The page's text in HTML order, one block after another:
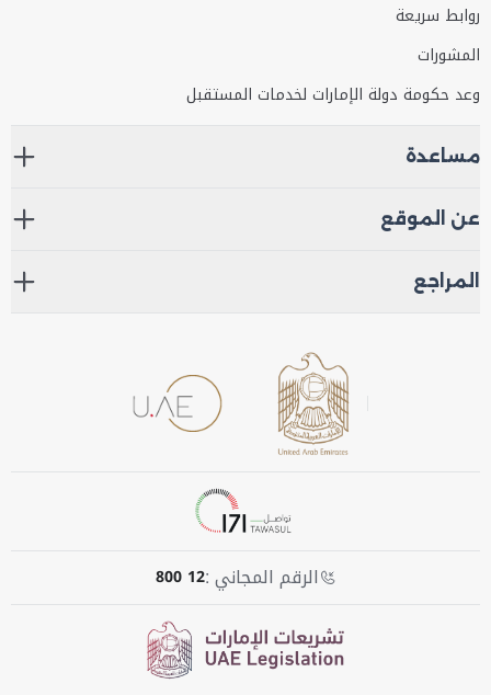
روابط سريعة
المشورات
وعد حكومة دولة الإمارات لخدمات المستقبل
مساعدة
عن الموقع
المراجع
الرقم المجاني :800 12